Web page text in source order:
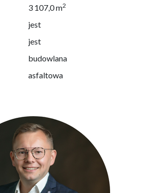
3 107,0 m2
jest
jest
budowlana
asfaltowa